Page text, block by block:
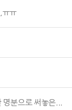
ㅠㅠ
명분으로 써놓은...